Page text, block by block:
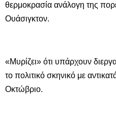
θερμοκρασία ανάλογη της
Ουάσιγκτον.
«Μυρίζει» ότι υπάρχουν
το πολιτικό σκηνικό με
Οκτώβριο.